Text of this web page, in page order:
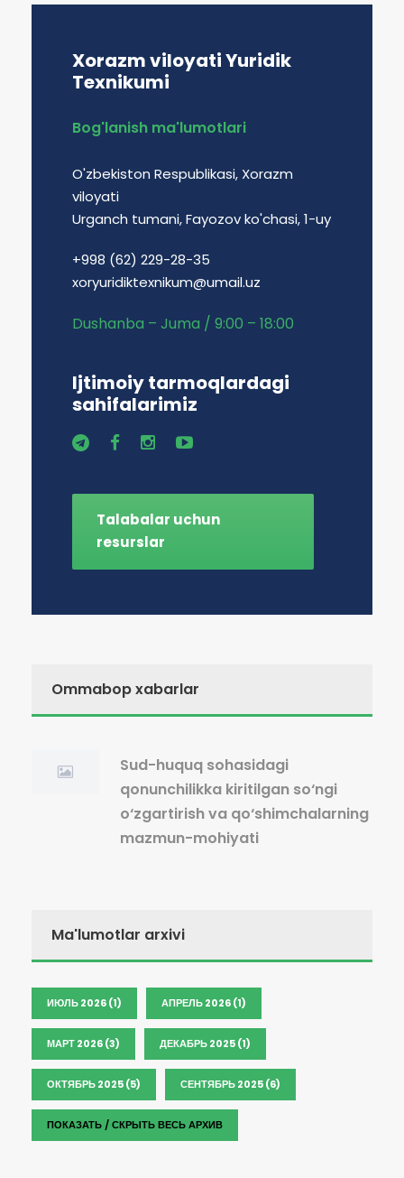
Xorazm viloyati Yuridik
Texnikumi
Bog'lanish ma'lumotlari
O'zbekiston Respublikasi, Xorazm
viloyati
Urganch tumani, Fayozov ko'chasi, 1-uy
+998 (62) 229-28-35
xoryuridiktexnikum@umail.uz
Dushanba – Juma / 9:00 – 18:00
Ijtimoiy tarmoqlardagi
sahifalarimiz
Talabalar uchun
resurslar
Ommabop xabarlar
Sud-huquq sohasidagi
qonunchilikka kiritilgan so‘ngi
o‘zgartirish va qo‘shimchalarning
mazmun-mohiyati
Ma'lumotlar arxivi
ИЮЛЬ 2026 (1) АПРЕЛЬ 2026 (1)
МАРТ 2026 (3) ДЕКАБРЬ 2025 (1)
ОКТЯБРЬ 2025 (5) СЕНТЯБРЬ 2025 (6)
ПОКАЗАТЬ / СКРЫТЬ ВЕСЬ АРХИВ